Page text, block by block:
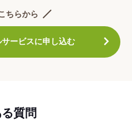
ちらから
ービスに申し込む
質問